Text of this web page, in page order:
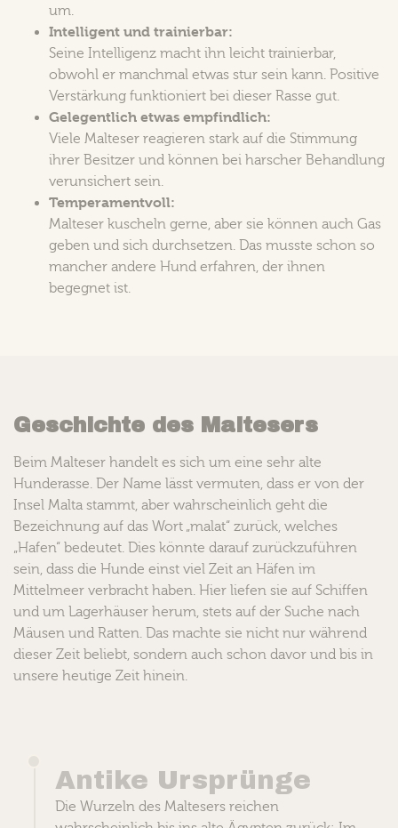
um.
Intelligent und trainierbar:
Seine Intelligenz macht ihn leicht trainierbar,
obwohl er manchmal etwas stur sein kann. Positive
Verstärkung funktioniert bei dieser Rasse gut.
Gelegentlich etwas empfindlich:
Viele Malteser reagieren stark auf die Stimmung
ihrer Besitzer und können bei harscher Behandlung
verunsichert sein.
Temperamentvoll:
Malteser kuscheln gerne, aber sie können auch Gas
geben und sich durchsetzen. Das musste schon so
mancher andere Hund erfahren, der ihnen
begegnet ist.
Geschichte des Maltesers
Beim Malteser handelt es sich um eine sehr alte
Hunderasse. Der Name lässt vermuten, dass er von der
Insel Malta stammt, aber wahrscheinlich geht die
Bezeichnung auf das Wort „malat“ zurück, welches
„Hafen“ bedeutet. Dies könnte darauf zurückzuführen
sein, dass die Hunde einst viel Zeit an Häfen im
Mittelmeer verbracht haben. Hier liefen sie auf Schiffen
und um Lagerhäuser herum, stets auf der Suche nach
Mäusen und Ratten. Das machte sie nicht nur während
dieser Zeit beliebt, sondern auch schon davor und bis in
unsere heutige Zeit hinein.
Antike Ursprünge
Die Wurzeln des Maltesers reichen